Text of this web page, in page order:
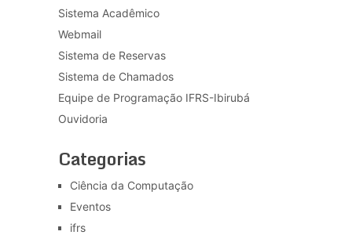
Sistema Acadêmico
Webmail
Sistema de Reservas
Sistema de Chamados
Equipe de Programação IFRS-Ibirubá
Ouvidoria
Categorias
Ciência da Computação
Eventos
ifrs